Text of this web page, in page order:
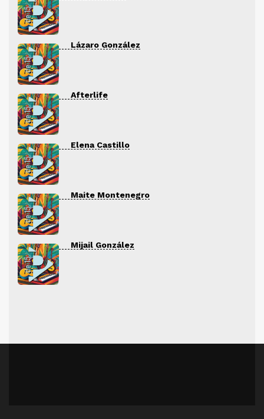
Lázaro González
Afterlife
Elena Castillo
Maite Montenegro
Mijail González